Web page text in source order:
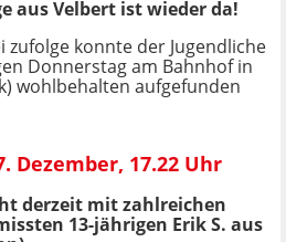
aus Velbert ist wieder da!
zufolge konnte der Jugendliche
Donnerstag am Bahnhof in
wohlbehalten aufgefunden
Dezember, 17.22 Uhr
derzeit mit zahlreichen
13-jährigen Erik S. aus